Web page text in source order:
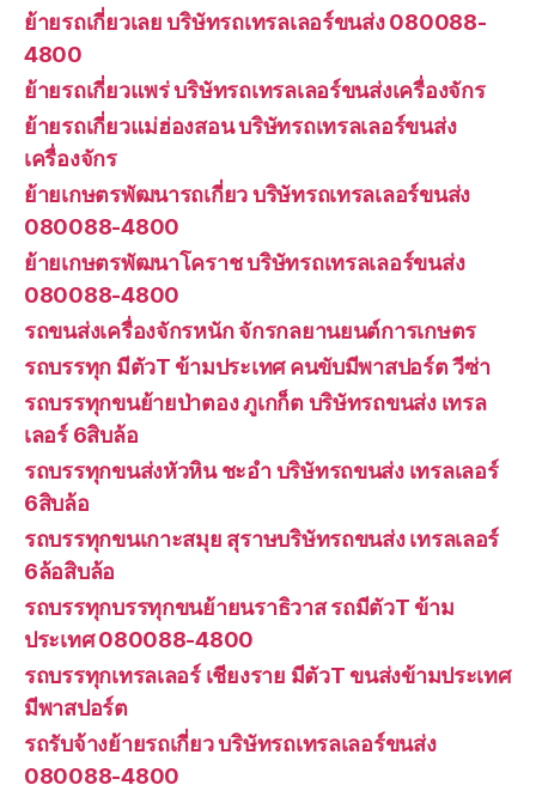
ย้ายรถเกี่ยวเลย บริษัทรถเทรลเลอร์ขนส่ง 080088-
4800
ย้ายรถเกี่ยวแพร่ บริษัทรถเทรลเลอร์ขนส่งเครื่องจักร
ย้ายรถเกี่ยวแม่ฮ่องสอน บริษัทรถเทรลเลอร์ขนส่ง
เครื่องจักร
ย้ายเกษตรพัฒนารถเกี่ยว บริษัทรถเทรลเลอร์ขนส่ง
080088-4800
ย้ายเกษตรพัฒนาโคราช บริษัทรถเทรลเลอร์ขนส่ง
080088-4800
รถขนส่งเครื่องจักรหนัก จักรกลยานยนต์การเกษตร
รถบรรทุก มีตัวT ข้ามประเทศ คนขับมีพาสปอร์ต วีซ่า
รถบรรทุกขนย้ายป่าตอง ภูเกก็ต บริษัทรถขนส่ง เทรล
เลอร์ 6สิบล้อ
รถบรรทุกขนส่งหัวหิน ชะอำ บริษัทรถขนส่ง เทรลเลอร์
6สิบล้อ
รถบรรทุกขนเกาะสมุย สุราษบริษัทรถขนส่ง เทรลเลอร์
6ล้อสิบล้อ
รถบรรทุกบรรทุกขนย้ายนราธิวาส รถมีตัวT ข้าม
ประเทศ 080088-4800
รถบรรทุกเทรลเลอร์ เชียงราย มีตัวT ขนส่งข้ามประเทศ
มีพาสปอร์ต
รถรับจ้างย้ายรถเกี่ยว บริษัทรถเทรลเลอร์ขนส่ง
080088-4800